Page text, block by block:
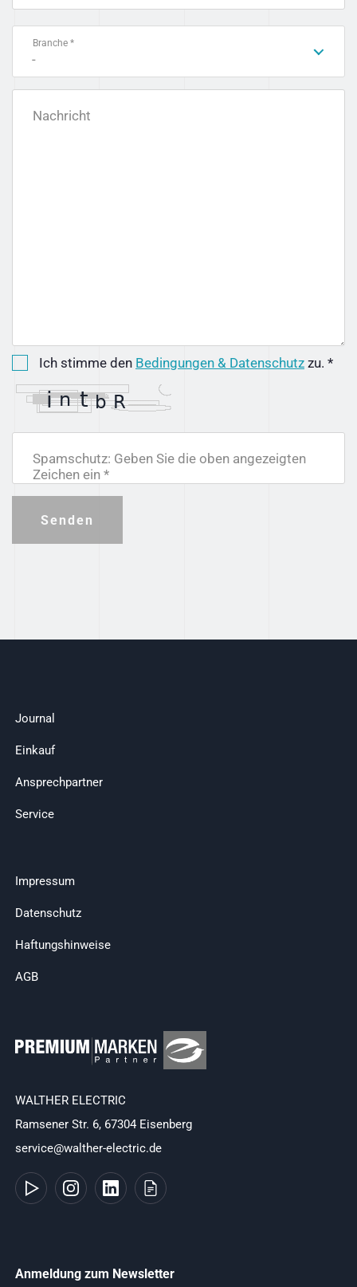
Branche *
-
Nachricht
Ich stimme den Bedingungen & Datenschutz zu. *
Spamschutz: Geben Sie die oben angezeigten
Zeichen ein *
Senden
Journal
Einkauf
Ansprechpartner
Service
Impressum
Datenschutz
Haftungshinweise
AGB
WALTHER ELECTRIC
Ramsener Str. 6, 67304 Eisenberg
service@walther-electric.de
Anmeldung zum Newsletter